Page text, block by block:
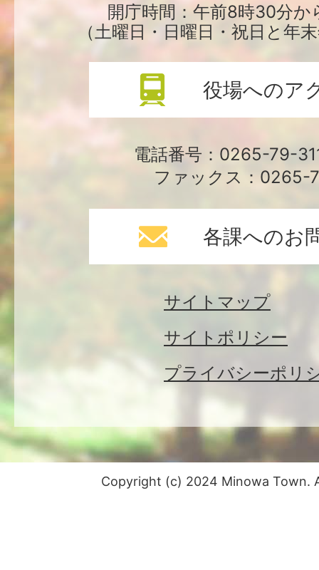
開庁時間：午前8時30分か
（土曜日・日曜日・祝日と年
役場へのア
電話番号：0265-79-
ファックス：0265-
各課へのお
サイトマップ
サイトポリシー
プライバシーポリ
Copyright (c) 2024 Minowa Town.